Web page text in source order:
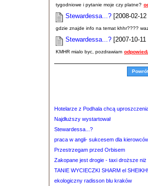
tygodniowe i pytanie moje czy platne?
Stewardessa...? [2008-02-
gdzie znajde info na temat khhr????
Stewardessa...? [2007-10-
KMHR mialo byc, pozdrawiam
Hotelarze z Podhala chcą
Najdłuższy wystartował
Stewardessa...?
praca w angli- sukcesem dla
Przestrzegam przed Orbisem
Zakopane jest drogie - taxi droższe niż
TANIE WYCIECZKI SHARM el SHEIKH!
ekologiczny radisson blu kraków